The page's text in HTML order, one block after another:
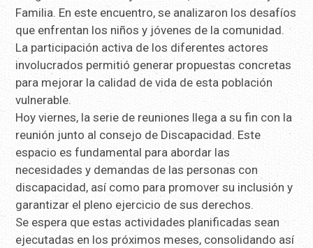
Familia. En este encuentro, se analizaron los desafíos
que enfrentan los niños y jóvenes de la comunidad.
La participación activa de los diferentes actores
involucrados permitió generar propuestas concretas
para mejorar la calidad de vida de esta población
vulnerable.
Hoy viernes, la serie de reuniones llega a su fin con la
reunión junto al consejo de Discapacidad. Este
espacio es fundamental para abordar las
necesidades y demandas de las personas con
discapacidad, así como para promover su inclusión y
garantizar el pleno ejercicio de sus derechos.
Se espera que estas actividades planificadas sean
ejecutadas en los próximos meses, consolidando así